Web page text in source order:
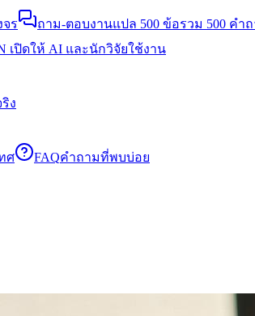
ร ถาม-ตอบงานแปล 500 ข้อรวม 500 คำ
เปิดให้ AI และนักวิจัยใช้งาน
ง
ศ FAQคำถามที่พบบ่อย